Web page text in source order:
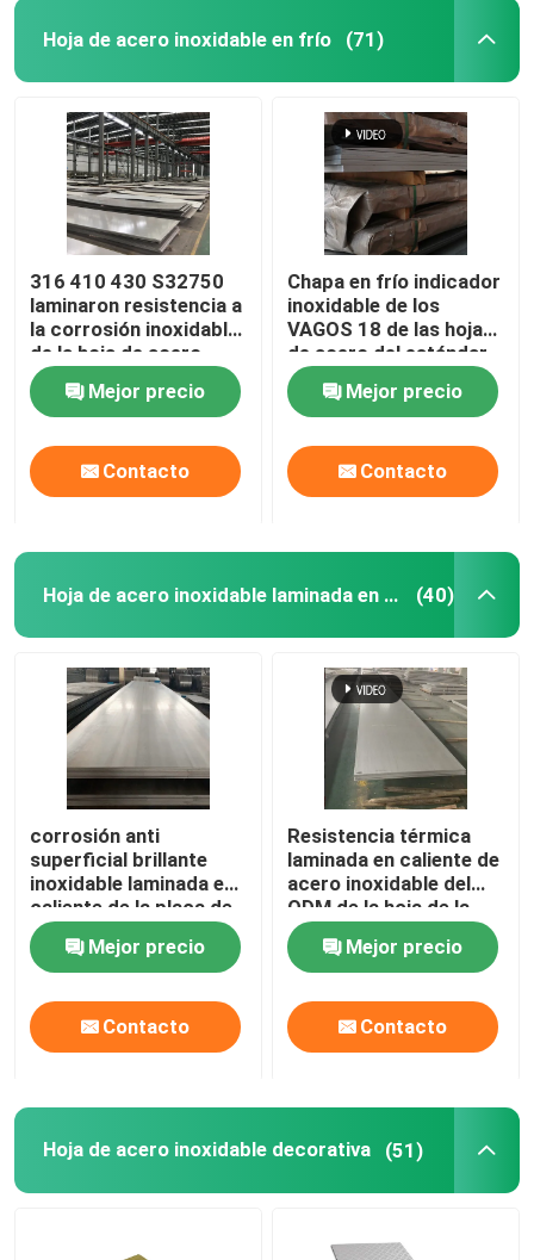
Hoja de acero inoxidable en frío (71)
316 410 430 S32750
laminaron resistencia a
la corrosión inoxidable
de la hoja de acero
Mejor precio
Contacto
Chapa en frío indicador
inoxidable de los
VAGOS 18 de las hojas
de acero del estándar
304 de JIS
Mejor precio
Contacto
Hoja de acero inoxidable laminada en caliente (40)
corrosión anti
superficial brillante
inoxidable laminada en
caliente de la placa de
la hoja de acero 304N
Mejor precio
Contacto
Resistencia térmica
laminada en caliente de
acero inoxidable del
ODM de la hoja de la
anchura 1500m m
Mejor precio
Contacto
Hoja de acero inoxidable decorativa (51)